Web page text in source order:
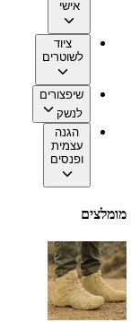
אישי
ציוד
לשוטרים
שיפצורים
לנשק
הגנה
עצמית
ופנסים
מומלצים